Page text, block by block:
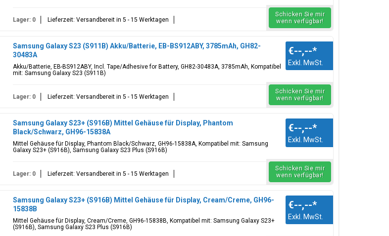
Lager: 0 Lieferzeit: Versandbereit in 5 - 15 Werktagen
Schicken Sie mir
wenn verfügbar!
Samsung Galaxy S23 (S911B) Akku/Batterie, EB-BS912ABY, 3785mAh, GH82-
30483A
Akku/Batterie, EB-BS912ABY, Incl. Tape/Adhesive for Battery, GH82-30483A, 3785mAh, Kompatibel
mit: Samsung Galaxy S23 (S911B)
€--,--*
Exkl. MwSt.
Lager: 0 Lieferzeit: Versandbereit in 5 - 15 Werktagen
Schicken Sie mir
wenn verfügbar!
Samsung Galaxy S23+ (S916B) Mittel Gehäuse für Display, Phantom
Black/Schwarz, GH96-15838A
Mittel Gehäuse für Display, Phantom Black/Schwarz, GH96-15838A, Kompatibel mit: Samsung
Galaxy S23+ (S916B), Samsung Galaxy S23 Plus (S916B)
€--,--*
Exkl. MwSt.
Lager: 0 Lieferzeit: Versandbereit in 5 - 15 Werktagen
Schicken Sie mir
wenn verfügbar!
Samsung Galaxy S23+ (S916B) Mittel Gehäuse für Display, Cream/Creme, GH96-
15838B
Mittel Gehäuse für Display, Cream/Creme, GH96-15838B, Kompatibel mit: Samsung Galaxy S23+
(S916B), Samsung Galaxy S23 Plus (S916B)
€--,--*
Exkl. MwSt.